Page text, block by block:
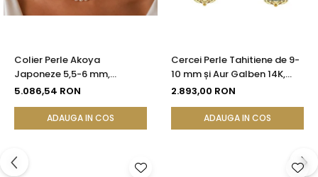
Colier Perle Akoya
Japoneze 5,5-6 mm,
Închizătoare Sferică Aur
5.086,54 RON
ADAUGA IN COS
Cercei Perle Tahitiene de 9-
10 mm și Aur Galben 14K,
Forma Rotundă |
2.893,00 RON
ADAUGA IN COS